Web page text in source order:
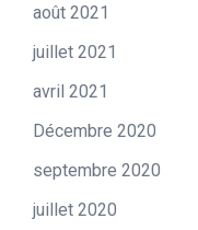
août 2021
juillet 2021
avril 2021
Décembre 2020
septembre 2020
juillet 2020